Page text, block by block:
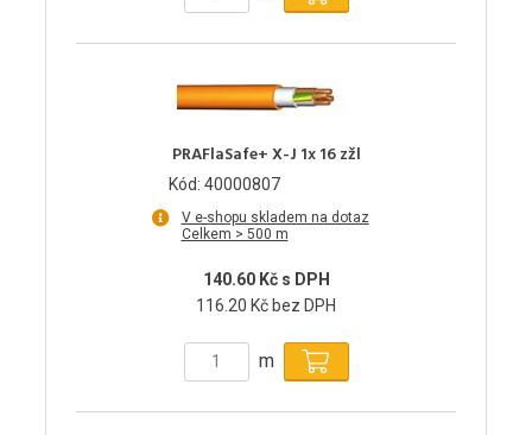
PRAFlaSafe+ X-J 1x 16 zžl
Kód: 40000807
V e-shopu skladem na dotaz
Celkem > 500 m
140.60 Kč s DPH
116.20 Kč bez DPH
m